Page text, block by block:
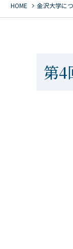
HOME chevron_right 金沢大学に
第